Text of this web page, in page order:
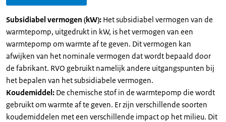
Subsidiabel vermogen (kW): Het subsidiabel vermogen van de
warmtepomp, uitgedrukt in kW, is het vermogen van een
warmtepomp om warmte af te geven. Dit vermogen kan
afwijken van het nominale vermogen dat wordt bepaald door
de fabrikant. RVO gebruikt namelijk andere uitgangspunten bij
het bepalen van het subsidiabele vermogen.
Koudemiddel: De chemische stof in de warmtepomp die wordt
gebruikt om warmte af te geven. Er zijn verschillende soorten
koudemiddelen met een verschillende impact op het milieu. Dit